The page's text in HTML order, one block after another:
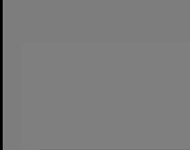
Thích hợp cho người lớn,
Cung cấp 24 loại vitamin
Có thể được sử dụng để